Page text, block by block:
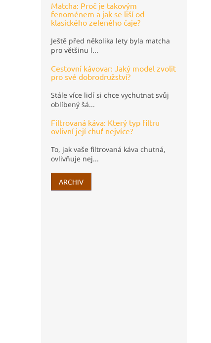
Matcha: Proč je takovým
fenoménem a jak se liší od
klasického zeleného čaje?
Ještě před několika lety byla matcha
pro většinu l...
Cestovní kávovar: Jaký model zvolit
pro své dobrodružství?
Stále více lidí si chce vychutnat svůj
oblíbený šá...
Filtrovaná káva: Který typ filtru
ovlivní její chuť nejvíce?
To, jak vaše filtrovaná káva chutná,
ovlivňuje nej...
ARCHIV